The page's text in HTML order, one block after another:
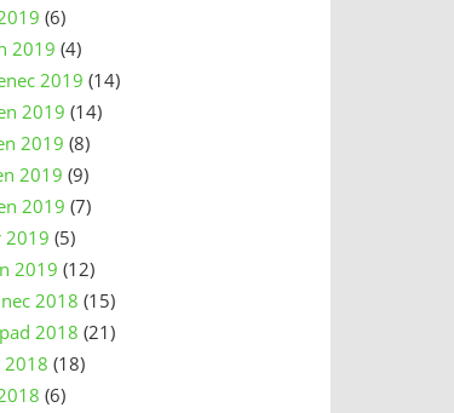
(6)
2019 (4)
2019 (14)
2019 (14)
2019 (8)
2019 (9)
2019 (7)
2019 (5)
2019 (12)
2018 (15)
2018 (21)
2018 (18)
(6)